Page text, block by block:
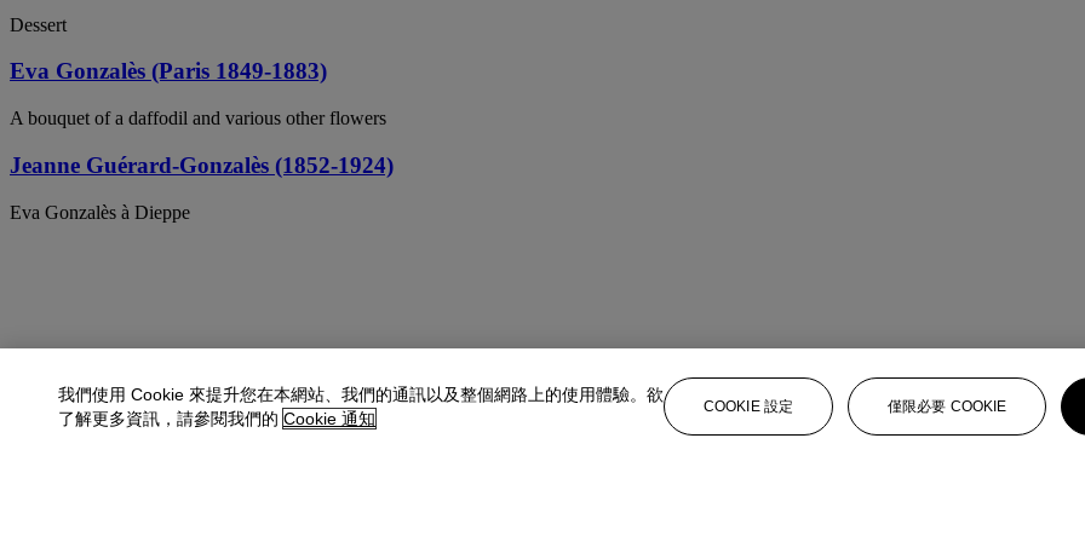
Dessert
Eva Gonzalès (Paris 1849-1883)
A bouquet of a daffodil and various other flowers
Jeanne Guérard-Gonzalès (1852-1924)
Eva Gonzalès à Dieppe
我們使用 Cookie 來提升您在本網站、我們的通訊以及整個網路上的使用體驗。欲
了解更多資訊，請參閱我們的 Cookie 通知
COOKIE 設定 僅限必要 COOKIE